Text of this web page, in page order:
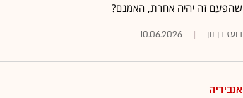
שהפעם זה יהיה אחרת, האמנם?
בועז בן נון 10.06.2026
אנבידיה